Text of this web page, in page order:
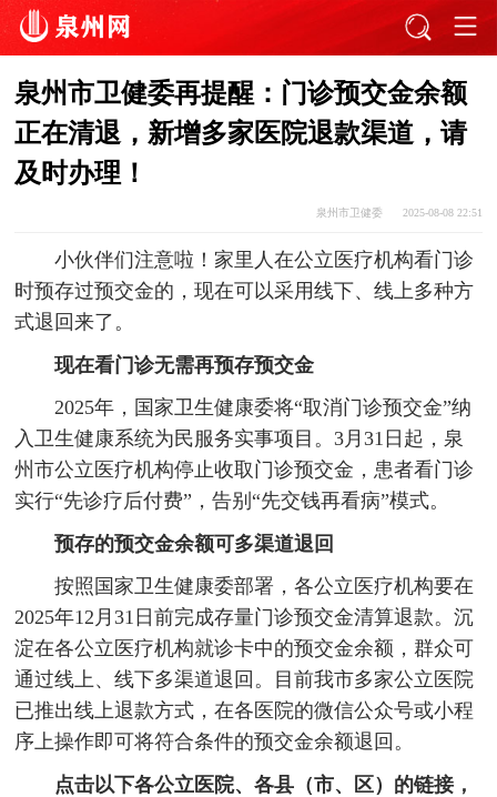
泉州市卫健委再提醒：门诊预交金余额
正在清退，新增多家医院退款渠道，请
及时办理！
泉州市卫健委 2025-08-08 22:51
小伙伴们注意啦！家里人在公立医疗机构看门诊
时预存过预交金的，现在可以采用线下、线上多种方
式退回来了。
现在看门诊无需再预存预交金
2025年，国家卫生健康委将“取消门诊预交金”纳
入卫生健康系统为民服务实事项目。3月31日起，泉
州市公立医疗机构停止收取门诊预交金，患者看门诊
实行“先诊疗后付费”，告别“先交钱再看病”模式。
预存的预交金余额可多渠道退回
按照国家卫生健康委部署，各公立医疗机构要在
2025年12月31日前完成存量门诊预交金清算退款。沉
淀在各公立医疗机构就诊卡中的预交金余额，群众可
通过线上、线下多渠道退回。目前我市多家公立医院
已推出线上退款方式，在各医院的微信公众号或小程
序上操作即可将符合条件的预交金余额退回。
点击以下各公立医院、各县（市、区）的链接，